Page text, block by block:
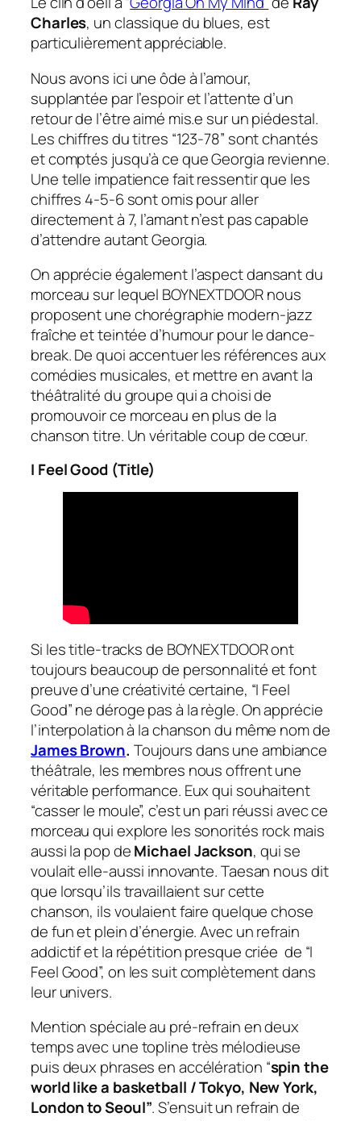
Charles, un classique du blues, est
particulièrement appréciable.
Nous avons ici une ôde à l’amour,
supplantée par l’espoir et l’attente d’un
retour de l’être aimé mis.e sur un piédestal.
Les chiffres du titres “123-78” sont chantés
et comptés jusqu’à ce que Georgia revienne.
Une telle impatience fait ressentir que les
chiffres 4-5-6 sont omis pour aller
directement à 7, l’amant n’est pas capable
d’attendre autant Georgia.
On apprécie également l’aspect dansant du
morceau sur lequel BOYNEXTDOOR nous
proposent une chorégraphie modern-jazz
fraîche et teintée d’humour pour ledance-
break. De quoi accentuer les références aux
comédies musicales, et mettre en avant la
théâtralité du groupe qui a choisi de
promouvoir ce morceau en plus de la
chanson titre. Un véritable coup de cœur.
I Feel Good (Title)
Si les title-tracks de BOYNEXTDOOR ont
toujours beaucoup de personnalité et font
preuve d’une créativité certaine, “I Feel
Good” ne déroge pas à la règle. On apprécie
l’interpolation à la chanson du même nom de
James Brown. Toujours dans une ambiance
théâtrale, les membres nous offrent une
véritable performance. Eux qui souhaitent
“casser le moule”, c’est un pari réussi avec ce
morceau qui explore les sonorités rock mais
aussi la pop deMichael Jackson, qui se
voulait elle-aussi innovante. Taesan nous dit
que lorsqu’ils travaillaient sur cette
chanson, ils voulaient faire quelque chose
de fun et plein d’énergie. Avec un refrain
addictif et la répétition presque criée de “I
Feel Good”, on les suit complètement dans
leur univers.
Mention spéciale au pré-refrain en deux
temps avec unetoplinetrès mélodieuse
puis deux phrases en accélération “spin the
world like a basketball / Tokyo, New York,
London to Seoul”. S’ensuit un refrain de